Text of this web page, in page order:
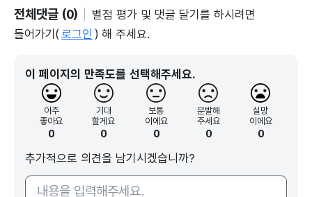
전체댓글 (0)
별점 평가 및 댓글 달기를 하시려면
들어가기( 로그인 ) 해 주세요.
이 페이지의 만족도를 선택해주세요.
아주
좋아요
0
기대
할게요
0
보통
이에요
0
분발해
주세요
0
실망
이에요
0
추가적으로 의견을 남기시겠습니까?